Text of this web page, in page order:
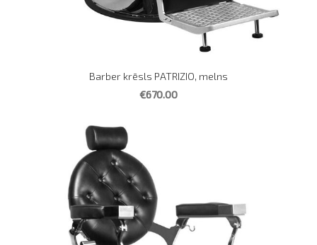
Barber krēsls PATRIZIO, melns
€670.00